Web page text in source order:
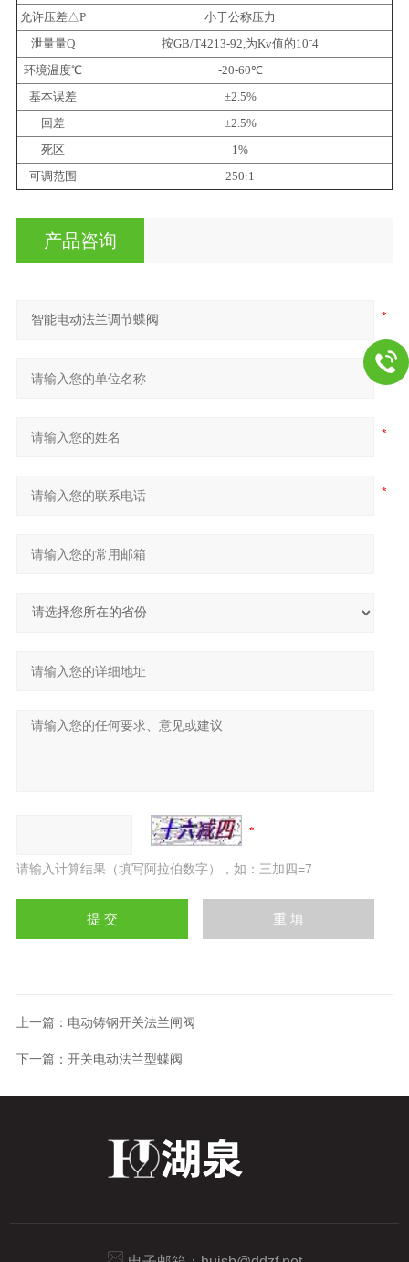
允许压差△P
小于公称压力
泄量量Q
按GB/T4213-92,为Kv值的10ˉ4
环境温度℃
-20-60℃
基本误差
±2.5%
回差
±2.5%
死区
1%
可调范围
250:1
产品咨询
请输入计算结果（填写阿拉伯数字），如：三加四=7
上一篇： 电动铸钢开关法兰闸阀
下一篇： 开关电动法兰型蝶阀